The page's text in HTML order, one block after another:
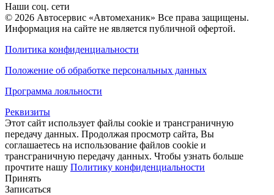
Наши соц. сети
© 2026 Автосервис «Автомеханик» Все права защищены.
Информация на сайте не является публичной офертой.
Политика конфиденциальности
Положение об обработке персональных данных
Программа лояльности
Реквизиты
Этот сайт использует файлы cookie и трансграничную
передачу данных. Продолжая просмотр сайта, Вы
соглашаетесь на использование файлов cookie и
трансграничную передачу данных. Чтобы узнать больше
прочтите нашу Политику конфиденциальности
Принять
Записаться